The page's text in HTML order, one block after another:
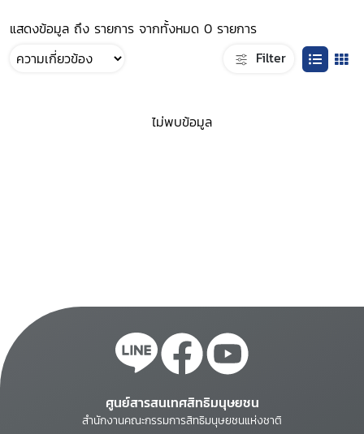
แสดงข้อมูล ถึง รายการ จากทั้งหมด 0 รายการ
Filter
ไม่พบข้อมูล
ศูนย์สารสนเทศสิทธิมนุษยชน
สำนักงานคณะกรรมการสิทธิมนุษยชนแห่งชาติ